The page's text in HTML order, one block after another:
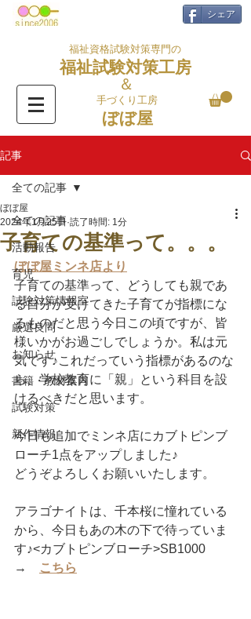
シェア
福祉資格試験対策専門の
福祉試験対策工房
＆
手づくり工房
ぼぼ屋
記事
全ての記事
活動報告
育児
試験対策情報室
厳選良問
お知らせ
書籍・教材案内
試験対策
新作情報
全ての記事
子育ての基準って。。。
ぼぼ屋
2024年1月25日 読了時間: 1分
ぼぼ屋ミンネ店より
子育ての基準って、どうしても親であ
る自分が受けてきた子育てが指標にな
るものだと思う今日この頃ですが、皆
様いかがお過ごしでしょうか。私は元
気です♪これだっていう指標があるのな
ら、学校教育に「親」という科目を設
けるべきだと思います。
今日も追加でミンネ店にカブトピンブ
ローチ1点をアップしました♪
どうぞよろしくお願いいたします。
アラゴナイトは、千本桜に憧れている
から、今日もあの木の下で待っていま
す♪<カブトピンブローチ>SB1000
→
こちら